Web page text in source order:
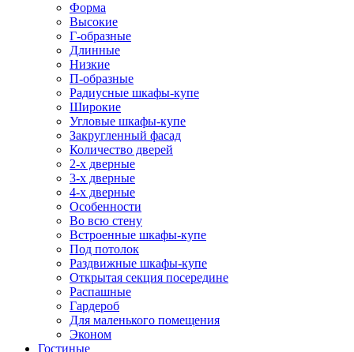
Форма
Высокие
Г-образные
Длинные
Низкие
П-образные
Радиусные шкафы-купе
Широкие
Угловые шкафы-купе
Закругленный фасад
Количество дверей
2-х дверные
3-х дверные
4-х дверные
Особенности
Во всю стену
Встроенные шкафы-купе
Под потолок
Раздвижные шкафы-купе
Открытая секция посередине
Распашные
Гардероб
Для маленького помещения
Эконом
Гостиные